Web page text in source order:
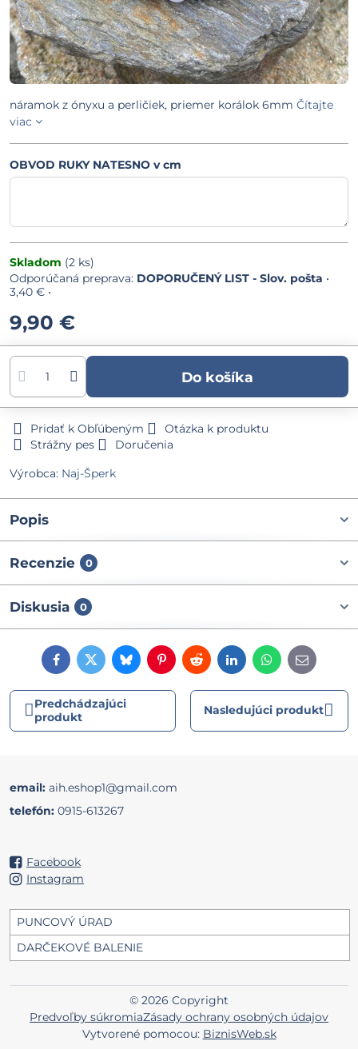
náramok z ónyxu a perličiek, priemer korálok 6mm Čítajte
viac
OBVOD RUKY NATESNO v cm
Skladom (2 ks)
DOPORUČENÝ LIST - Slov. pošta •
3,40 € •
9,90 €
Do košíka
Pridať k Obľúbeným
Otázka k produktu
Strážny pes
Doručenia
Výrobca: Naj-Šperk
Popis
Recenzie 0
Diskusia 0
FacebookTwitterBlueskyPinterestRedditLinkedInWhatsApp
E-
mail
Predchádzajúci
produkt
Nasledujúci produkt
email: aih.eshop1@gmail.com
telefón: 0915-613267
Facebook
Instagram
PUNCOVÝ ÚRAD
DARČEKOVÉ BALENIE
© 2026 Copyright
Predvoľby súkromiaZásady ochrany osobných údajov
Vytvorené pomocou: BiznisWeb.sk